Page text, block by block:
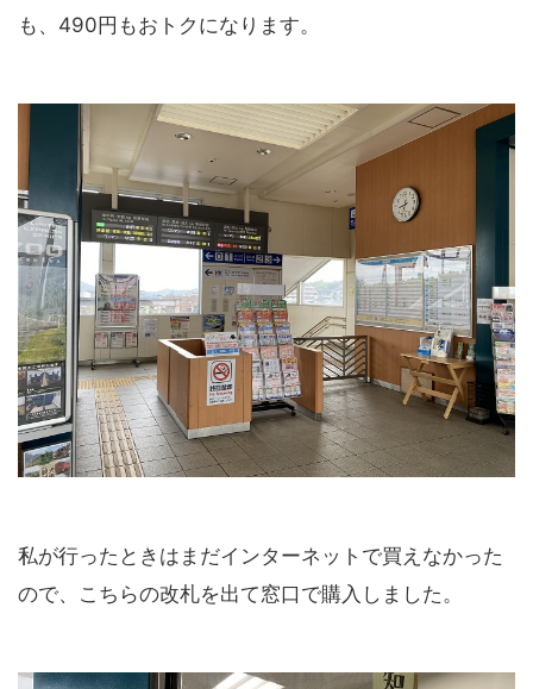
も、490円もおトクになります。
私が行ったときはまだインターネットで買えなかった
ので、こちらの改札を出て窓口で購入しました。